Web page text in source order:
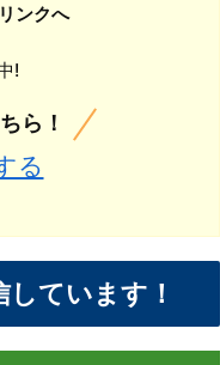
ンクへ
!
ら！
る
しています！